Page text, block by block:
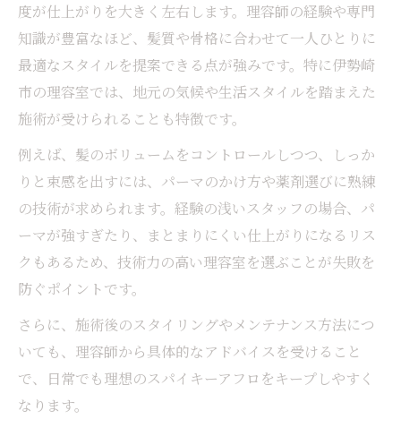
度が仕上がりを大きく左右します。理容師の経験や専門
知識が豊富なほど、髪質や骨格に合わせて一人ひとりに
最適なスタイルを提案できる点が強みです。特に伊勢崎
市の理容室では、地元の気候や生活スタイルを踏まえた
施術が受けられることも特徴です。
例えば、髪のボリュームをコントロールしつつ、しっか
りと束感を出すには、パーマのかけ方や薬剤選びに熟練
の技術が求められます。経験の浅いスタッフの場合、パ
ーマが強すぎたり、まとまりにくい仕上がりになるリス
クもあるため、技術力の高い理容室を選ぶことが失敗を
防ぐポイントです。
さらに、施術後のスタイリングやメンテナンス方法につ
いても、理容師から具体的なアドバイスを受けること
で、日常でも理想のスパイキーアフロをキープしやすく
なります。